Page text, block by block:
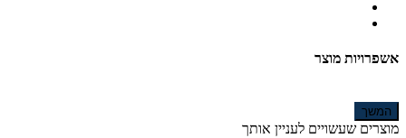
אשפרויות מוצר
המשך
מוצרים שעשויים לעניין אותך